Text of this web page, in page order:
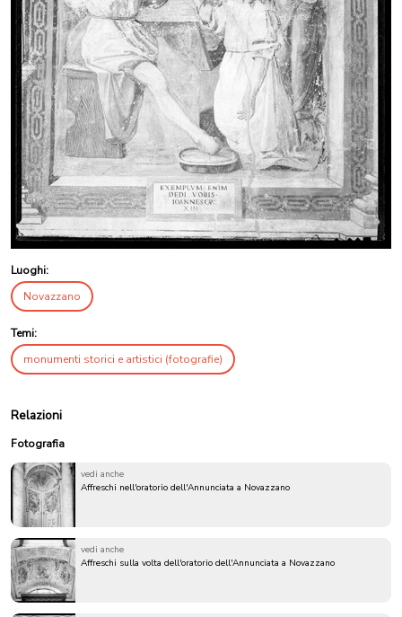
Luoghi:
Novazzano
Temi:
monumenti storici e artistici (fotografie)
Relazioni
Fotografia
vedi anche
Affreschi nell'oratorio dell'Annunciata a Novazzano
vedi anche
Affreschi sulla volta dell'oratorio dell'Annunciata a Novazzano